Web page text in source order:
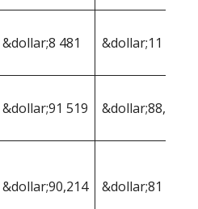
&dollar;8 481 &dollar;11 881
&dollar;91 519 &dollar;88,119
&dollar;90,214 &dollar;81 819